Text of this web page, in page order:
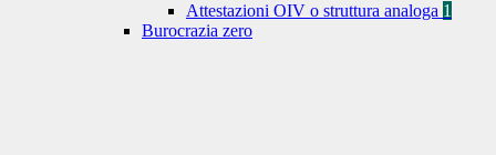
Attestazioni OIV o struttura analoga 1
Burocrazia zero